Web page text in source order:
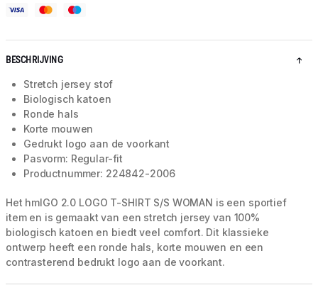
BESCHRIJVING
Stretch jersey stof
Biologisch katoen
Ronde hals
Korte mouwen
Gedrukt logo aan de voorkant
Pasvorm: Regular-fit
Productnummer: 224842-2006
Het hmlGO 2.0 LOGO T-SHIRT S/S WOMAN is een sportief
item en is gemaakt van een stretch jersey van 100%
biologisch katoen en biedt veel comfort. Dit klassieke
ontwerp heeft een ronde hals, korte mouwen en een
contrasterend bedrukt logo aan de voorkant.